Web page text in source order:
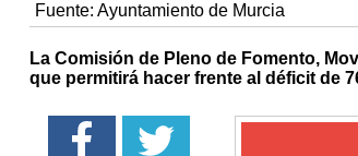
Fuente: Ayuntamiento de Murcia
La Comisión de Pleno de Fomento,
que permitirá hacer frente al déficit de